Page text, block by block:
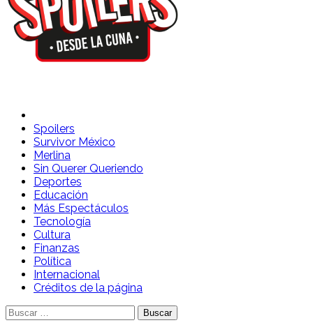
Spoilers Desde la Cuna
Sitio con información sobre series, película, reality shows y
telenovelas
Spoilers
Survivor México
Merlina
Sin Querer Queriendo
Deportes
Educación
Más Espectáculos
Tecnología
Cultura
Finanzas
Política
Internacional
Créditos de la página
Buscar: